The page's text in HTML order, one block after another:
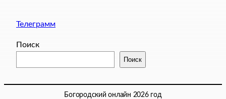
Телеграмм
Поиск
Поиск
Богородский онлайн 2026 год